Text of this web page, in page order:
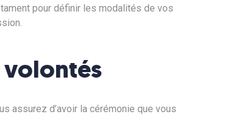
pour définir les modalités de vos
volontés
assurez d’avoir la cérémonie que vous